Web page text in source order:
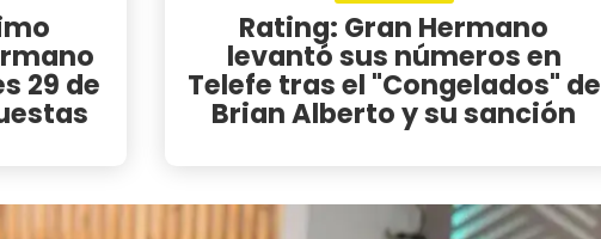
29 de
Rating: Gran Hermano
levantó sus números en
Telefe tras el "Congelados" de
Brian Alberto y su sanción